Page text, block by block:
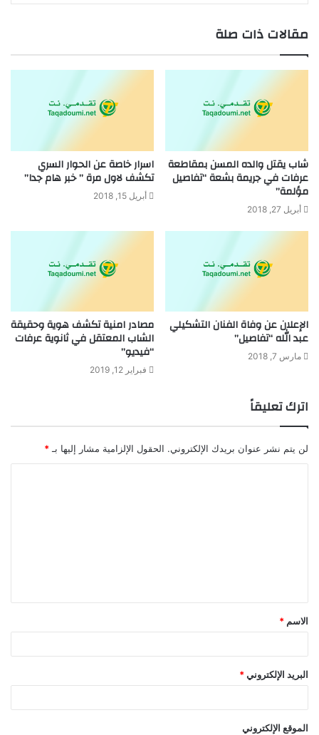
مقالات ذات صلة
شاب يقتل والده المسن بمقاطعة
عرفات في جريمة بشعة “تفاصيل
مؤلمة”
أبريل 27, 2018
اسرار خاصة عن الحوار السري
تكشف لاول مرة ” خبر هام جدا”
أبريل 15, 2018
الإعلان عن وفاة الفنان التشكيلي
عبد الله “تفاصيل”
مارس 7, 2018
مصادر امنية تكشف هوية وحقيقة
الشاب المعتقل في ثانوية عرفات
“فيديو”
فبراير 12, 2019
اترك تعليقاً
لن يتم نشر عنوان بريدك الإلكتروني. الحقول الإلزامية مشار إليها بـ *
ق
*
الاسم *
البريد الإلكتروني *
الموقع الإلكتروني